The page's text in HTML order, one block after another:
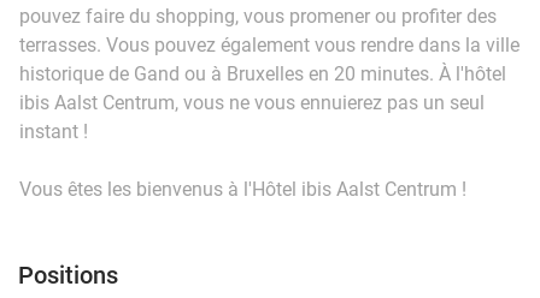
pouvez faire du shopping, vous promener ou profiter des
terrasses. Vous pouvez également vous rendre dans la ville
historique de Gand ou à Bruxelles en 20 minutes. À l'hôtel
ibis Aalst Centrum, vous ne vous ennuierez pas un seul
instant !
Vous êtes les bienvenus à l'Hôtel ibis Aalst Centrum !
Positions